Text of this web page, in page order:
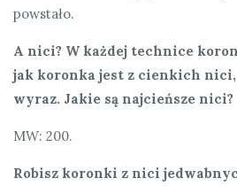
powstało.
A nici? W każdej technice
jak koronka jest z cienkich nici,
wyraz. Jakie są najcieńsze nici?
MW: 200.
Robisz koronki z nici